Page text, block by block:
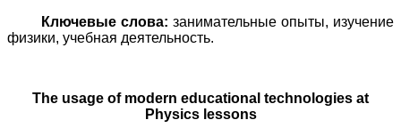
Ключевые слова: занимательные опыты, изучение
физики, учебная деятельность.
The usage of modern educational technologies at
Physics lessons